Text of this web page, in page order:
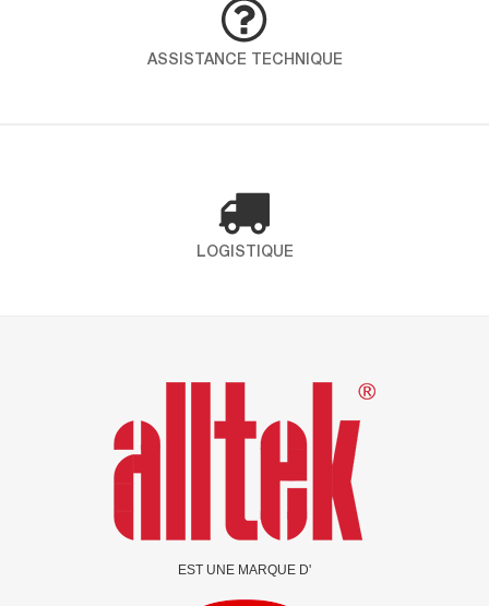
démarche globale pour intégrer qualité, santé,
sécurité et environnement dans toutes les
opérations. En choississant ICP – Alltek, vous
ASSISTANCE TECHNIQUE
LOGISTIQUE
EST UNE MARQUE D'